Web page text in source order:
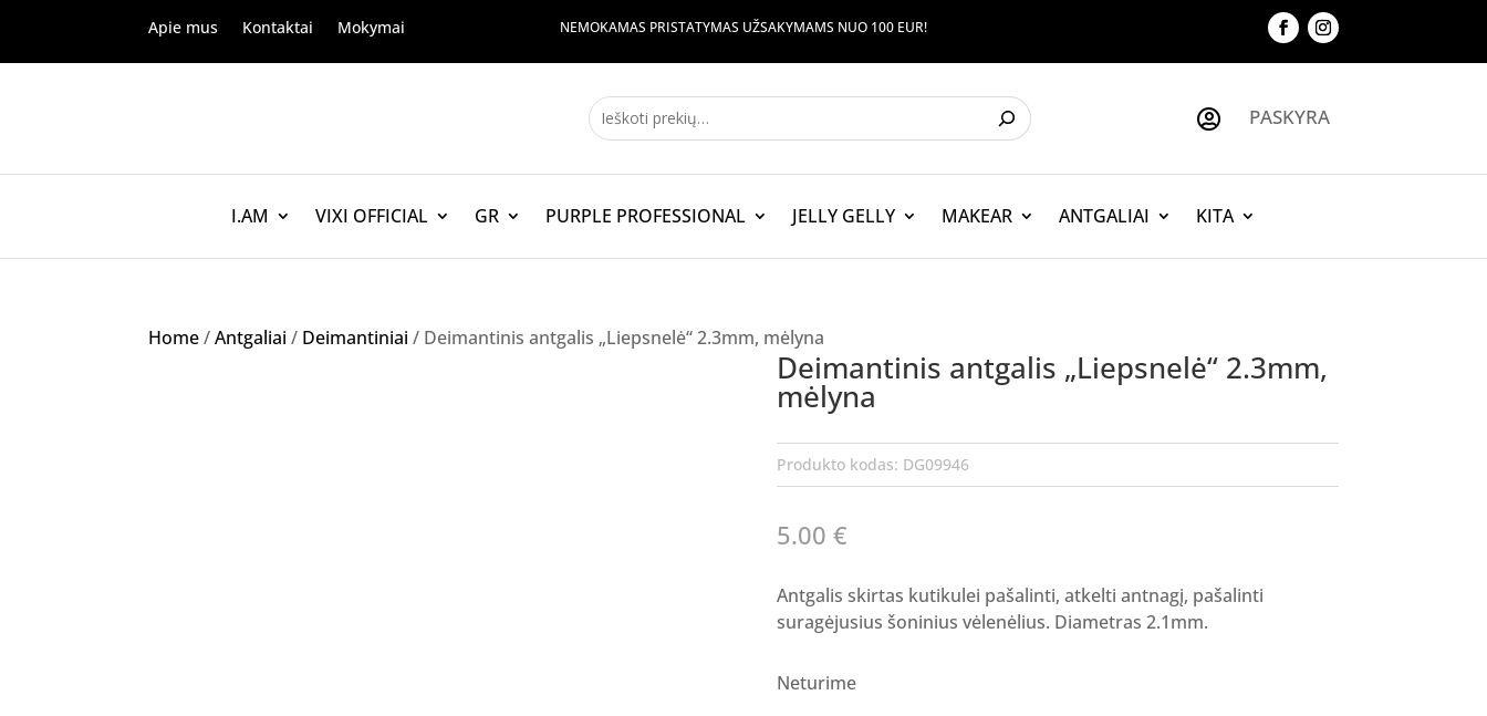
Apie mus Kontaktai Mokymai NEMOKAMAS PRISTATYMAS UŽSAKYMAMS NUO 100 EUR!
 PASKYRA
I.AM VIXI OFFICIAL GR PURPLE PROFESSIONAL JELLY GELLY MAKEAR ANTGALIAI KITA
Home/Antgaliai / Deimantiniai / Deimantinis antgalis „Liepsnelė“ 2.3mm, mėlyna
Deimantinis antgalis „Liepsnelė“ 2.3mm,
mėlyna
Produkto kodas: DG09946
5.00 €
Antgalis skirtas kutikulei pašalinti, atkelti antnagį, pašalinti
suragėjusius šoninius vėlenėlius. Diametras 2.1mm.
Neturime